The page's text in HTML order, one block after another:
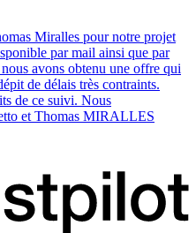
Miralles pour notre projet
par mail ainsi que par
avons obtenu une offre qui
de délais très contraints.
de ce suivi. Nous
et Thomas MIRALLES